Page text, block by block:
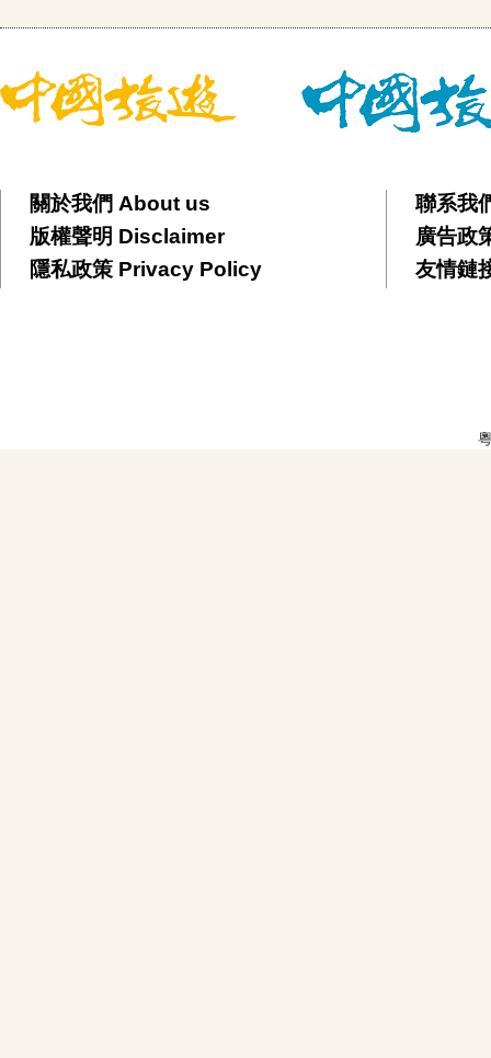
關於我們 About us
版權聲明 Disclaimer
隱私政策 Privacy Policy
聯系我
廣告政
友情鏈